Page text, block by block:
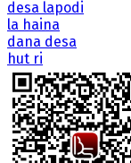
desa lapodi
la haina
dana desa
hut ri